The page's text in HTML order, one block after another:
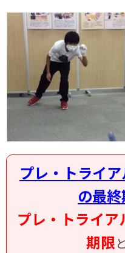
プレ・トライア
の最
プレ・トライ
期限